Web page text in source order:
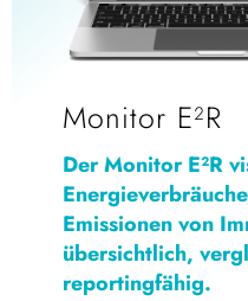
Monitor E²R
Der Monitor E²R
Emissionen von
übersichtlich,
reportingfähig.